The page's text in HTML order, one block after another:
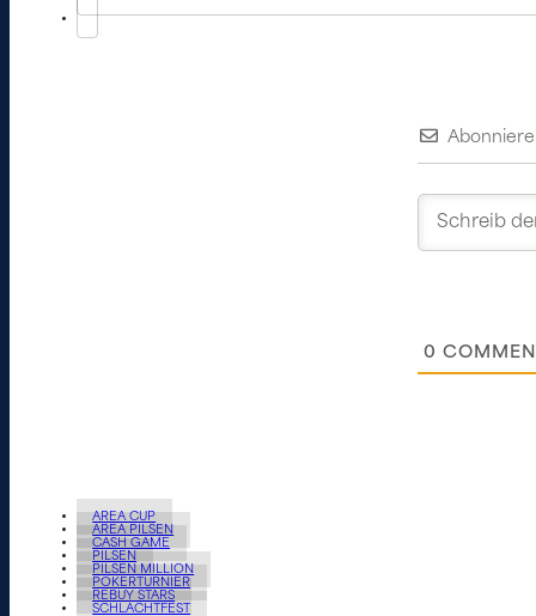
0
AREA CUP
AREA PILSEN
CASH GAME
PILSEN
PILSEN MILLION
POKERTURNIER
REBUY STARS
SCHLACHTFEST